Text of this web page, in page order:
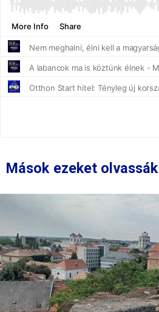
Mások ezeket olvassák